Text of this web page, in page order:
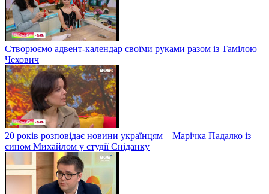
Створюємо адвент-календар своїми руками разом із Тамілою
Чехович
20 років розповідає новини українцям – Марічка Падалко із
сином Михайлом у студії Сніданку